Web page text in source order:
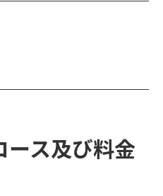
ース及び料金